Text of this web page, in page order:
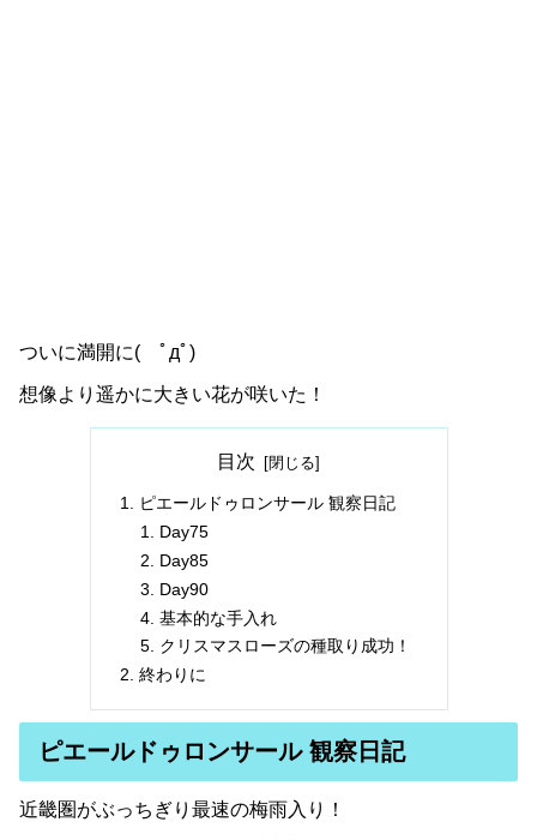
ついに満開に( ﾟдﾟ)
想像より遥かに大きい花が咲いた！
目次
ピエールドゥロンサール 観察日記
Day75
Day85
Day90
基本的な手入れ
クリスマスローズの種取り成功！
終わりに
ピエールドゥロンサール 観察日記
近畿圏がぶっちぎり最速の梅雨入り！